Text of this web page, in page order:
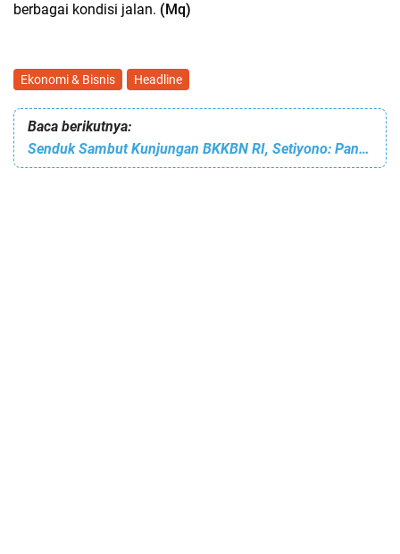
berbagai kondisi jalan. (Mq)
Ekonomi & Bisnis Headline
Baca berikutnya:
Senduk Sambut Kunjungan BKKBN RI, Setiyono: Pangolombian Jadi Percontohan Nasional